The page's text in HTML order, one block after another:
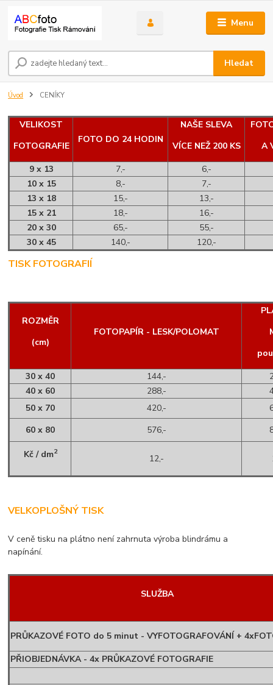
Menu
Hledat
Úvod CENÍKY
TISK FOTOGRAFIÍ
VELIKOST
FOTOGRAFIE
FOTO DO 24 HODIN
NAŠE SLEVA
VÍCE NEŽ 200 KS
A
9 x 13
7,-
6,-
10 x 15
8,-
7,-
13 x 18
15,-
13,-
15 x 21
18,-
16,-
20 x 30
65,-
55,-
30 x 45
140,- 120,-
VELKOPLOŠNÝ TISK
ROZMĚR
(cm)
FOTOPAPÍR - LESK/POLOMAT
30 x 40
144,-
40 x 60
288,-
50 x 70
420,-
60 x 80
576,-
Kč / dm2
12,-
V ceně tisku na plátno není zahrnuta výroba blindrámu a
napínání.
SLUŽBA
PRŮKAZOVÉ FOTO do 5 minut - VYFOTOGRAFOVÁNÍ +
PŘIOBJEDNÁVKA - 4x PRŮKAZOVÉ FOTOGRAFIE